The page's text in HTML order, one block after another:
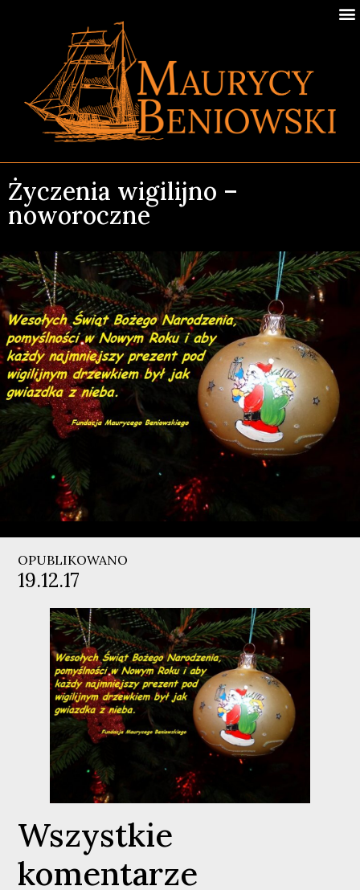
Życzenia wigilijno –
noworoczne
OPUBLIKOWANO
19.12.17
Wszystkie
komentarze